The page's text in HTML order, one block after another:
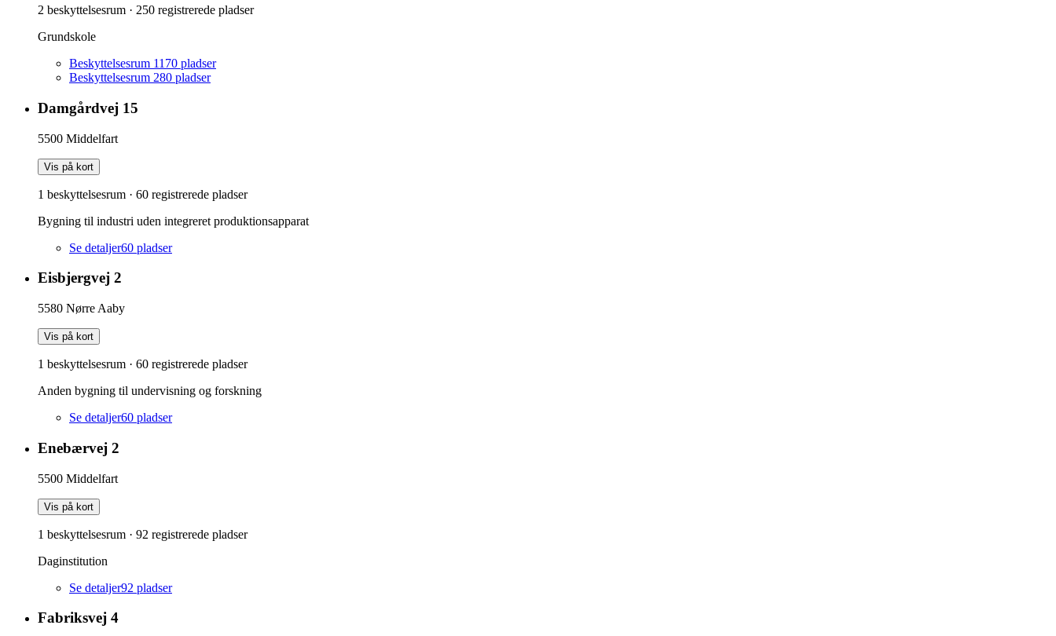
2 beskyttelsesrum · 250 registrerede pladser
Grundskole
Beskyttelsesrum 1170 pladser
Beskyttelsesrum 280 pladser
Damgårdvej 15
5500 Middelfart
Vis på kort
1 beskyttelsesrum · 60 registrerede pladser
Bygning til industri uden integreret produktionsapparat
Se detaljer60 pladser
Eisbjergvej 2
5580 Nørre Aaby
Vis på kort
1 beskyttelsesrum · 60 registrerede pladser
Anden bygning til undervisning og forskning
Se detaljer60 pladser
Enebærvej 2
5500 Middelfart
Vis på kort
1 beskyttelsesrum · 92 registrerede pladser
Daginstitution
Se detaljer92 pladser
Fabriksvej 4